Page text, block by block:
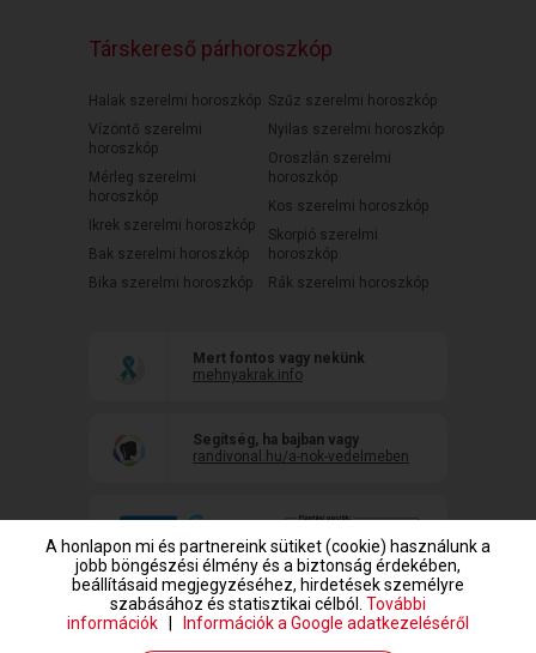
Társkereső párhoroszkóp
Halak szerelmi horoszkóp
Vízöntő szerelmi
horoszkóp
Mérleg szerelmi
horoszkóp
Ikrek szerelmi horoszkóp
Bak szerelmi horoszkóp
Bika szerelmi horoszkóp
Szűz szerelmi horoszkóp
Nyilas szerelmi horoszkóp
Oroszlán szerelmi
horoszkóp
Kos szerelmi horoszkóp
Skorpió szerelmi
horoszkóp
Rák szerelmi horoszkóp
Mert fontos vagy nekünk
mehnyakrak.info
Segítség, ha bajban vagy
randivonal.hu/a-nok-vedelmeben
A honlapon mi és partnereink sütiket (cookie) használunk a
jobb böngészési élmény és a biztonság érdekében,
beállításaid megjegyzéséhez, hirdetések személyre
szabásához és statisztikai célból. További
információk
Információk a Google adatkezeléséről